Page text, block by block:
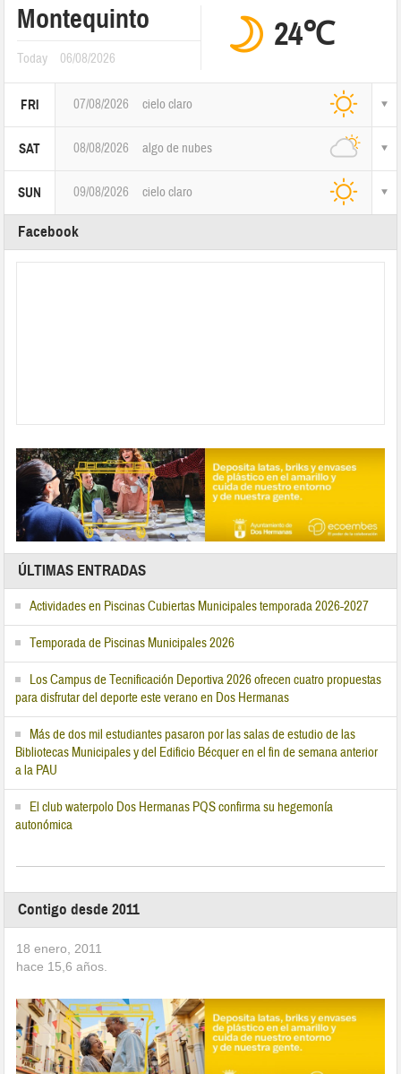
Montequinto
Today 06/08/2026
24℃
FRI 07/08/2026 cielo claro
SAT 08/08/2026 algo de nubes
SUN 09/08/2026 cielo claro
Facebook
ÚLTIMAS ENTRADAS
Actividades en Piscinas Cubiertas Municipales temporada 2026-2027
Temporada de Piscinas Municipales 2026
Los Campus de Tecnificación Deportiva 2026 ofrecen cuatro propuestas
para disfrutar del deporte este verano en Dos Hermanas
Más de dos mil estudiantes pasaron por las salas de estudio de las
Bibliotecas Municipales y del Edificio Bécquer en el fin de semana anterior
a la PAU
El club waterpolo Dos Hermanas PQS confirma su hegemonía
autonómica
Contigo desde 2011
18 enero, 2011
hace 15,6 años.